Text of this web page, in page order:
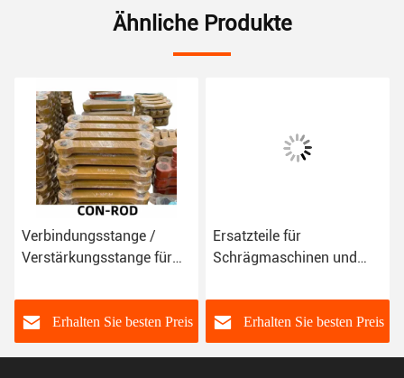
Ähnliche Produkte
Verbindungsstange /
Verstärkungsstange für
Erhalten Sie besten Preis
Ersatzteile für
Schrägmaschinen und
Erhalten Sie besten Preis